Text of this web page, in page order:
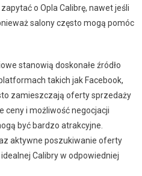
o Opla Calibrę, nawet jeśli
salony często mogą pomóc
stanowią doskonałe źródło
takich jak Facebook,
zamieszczają oferty sprzedaży
ceny i możliwość negocjacji
być bardzo atrakcyjne.
aktywne poszukiwanie oferty
Calibry w odpowiedniej